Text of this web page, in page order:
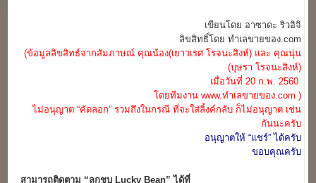
เขียนโดย อาซาดะ ริวอิจิ
ลิขสิทธิ์โดย ทำเลขายของ.com
(ข้อมูลลิขสิทธ์จากสัมภาษณ์ คุณน้อง(เยาวเรศ โรจนะสิงห์) และ คุณนุ่น
(บุษรา โรจนะสิงห์)
เมื่อวันที่ 20 ก.พ. 2560
โดยทีมงาน www.ทำเลขายของ.com )
ไม่อนุญาต “คัดลอก” รวมถึงในกรณี ที่จะใส่ลิ้งค์กลับ ก็ไม่อนุญาต เช่น
กันนะครับ
อนุญาตให้ “แชร์” ได้ครับ
ขอบคุณครับ
สามารถติดตาม “ลูกชุบ Lucky Bean” ได้ที่